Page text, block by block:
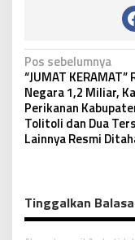
N
a
v
i
s
i
Pos sebelumnya
“JUMAT KERAMAT”
Negara 1,2 Miliar,
Perikanan
Tolitoli dan Dua
Lainnya Resmi
Tinggalkan